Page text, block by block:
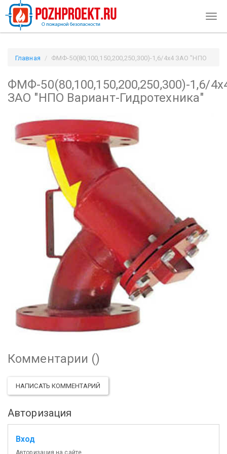
Главная
ФМФ-50(80,100,150,200,250,300)-1,6/4х4 ЗАО "НПО
ФМФ-50(80,100,150,200,250,300)-1,6/
ЗАО "НПО Вариант-Гидротехника"
Комментарии ()
НАПИСАТЬ КОММЕНТАРИЙ
Авторизация
Вход
Авторизация на сайте.